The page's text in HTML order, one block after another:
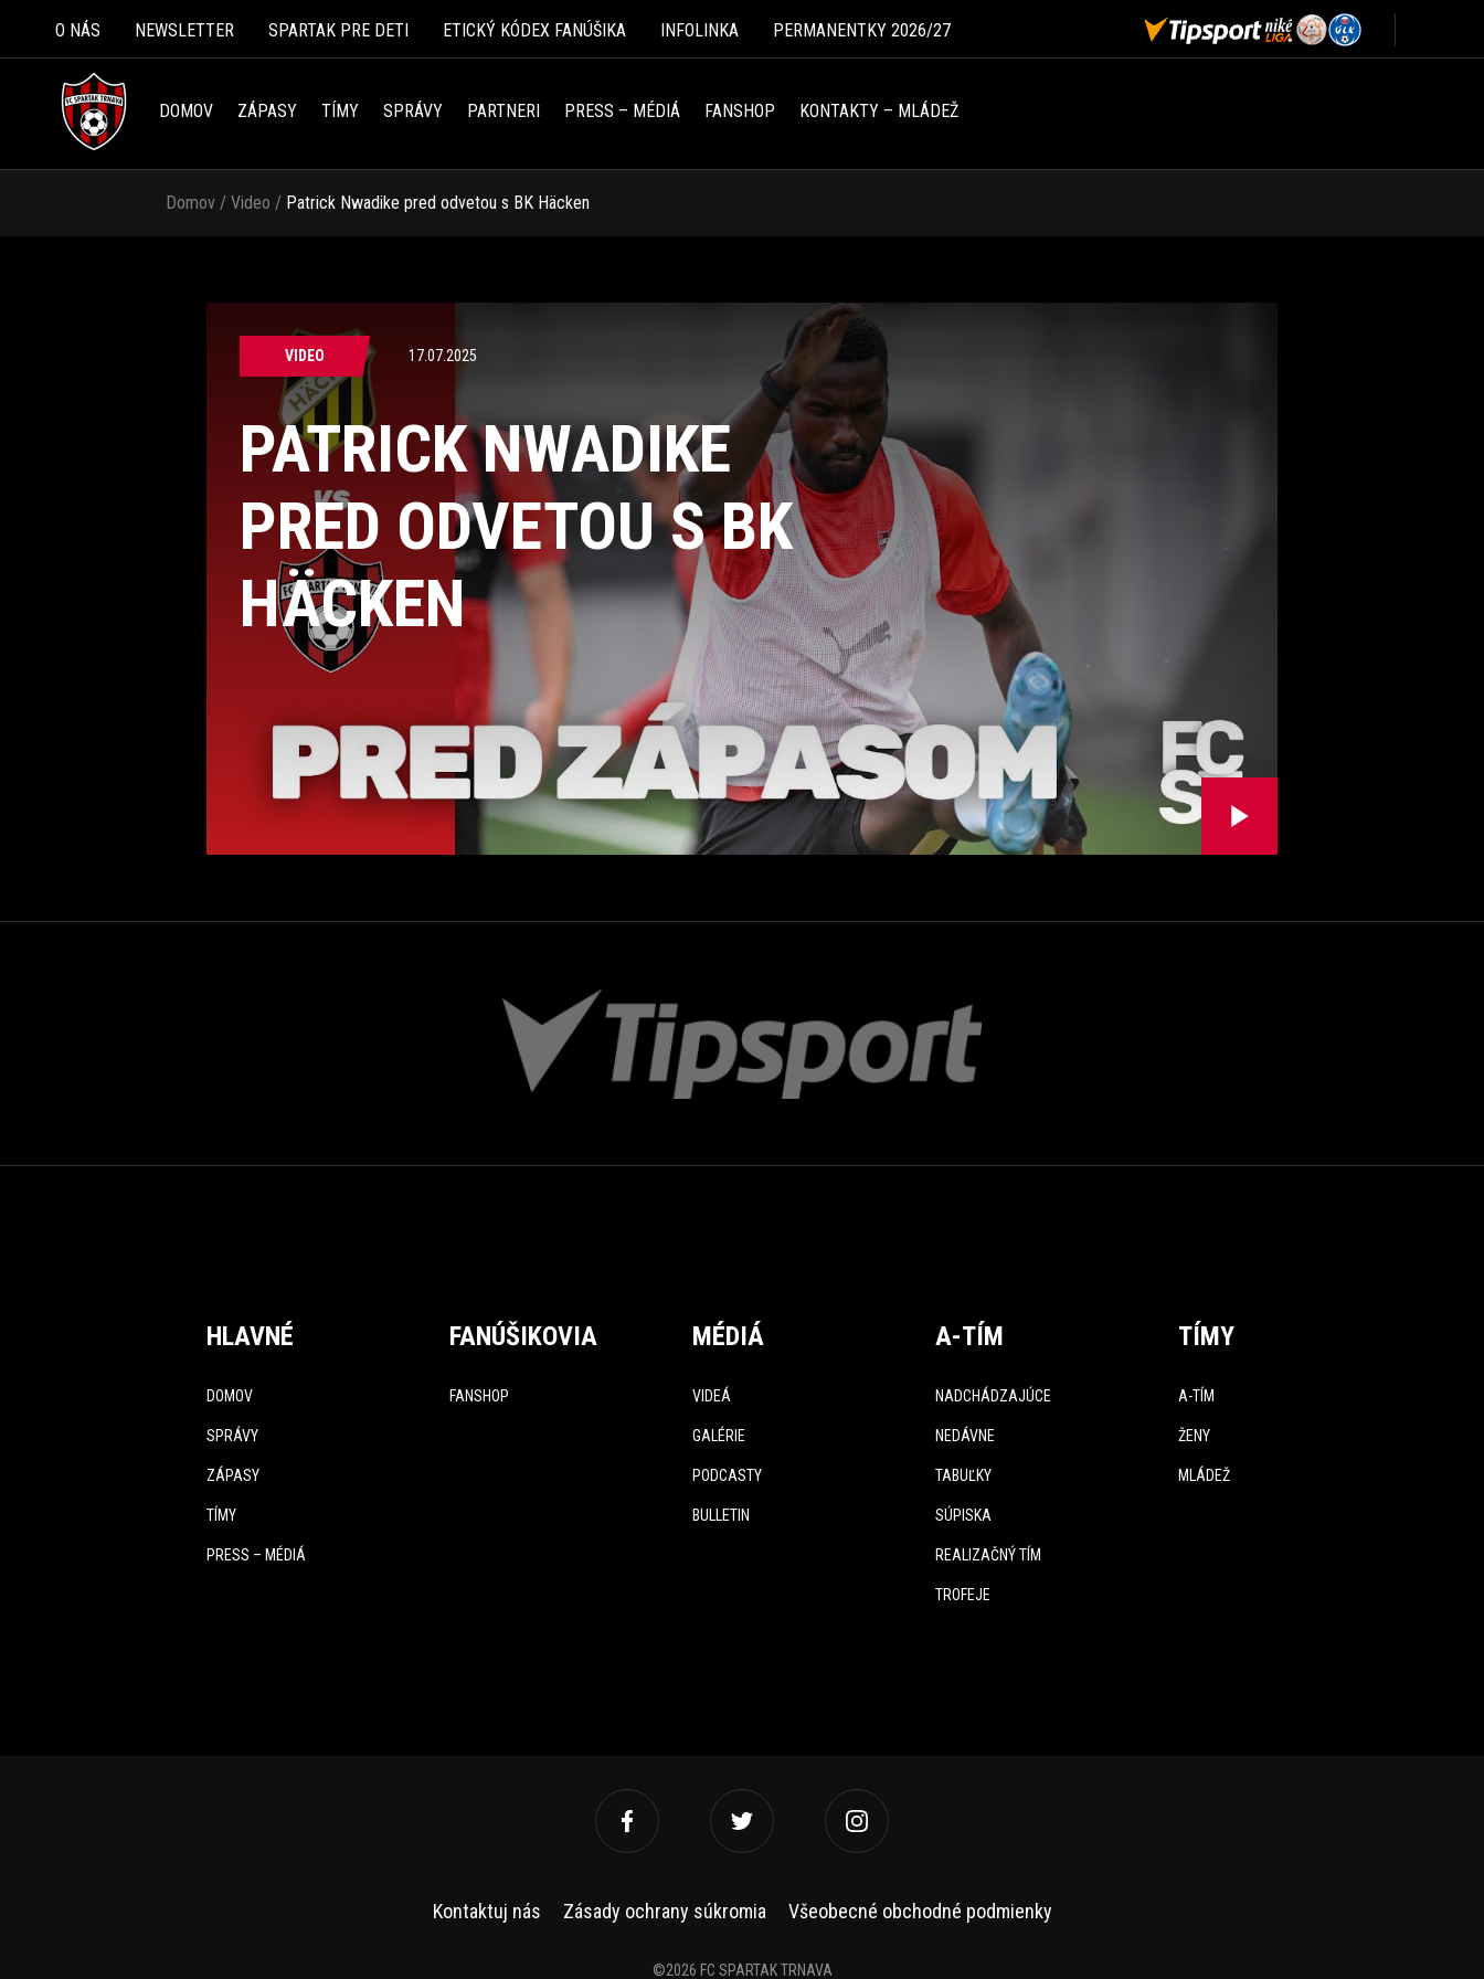
O NÁS NEWSLETTER SPARTAK PRE DETI ETICKÝ KÓDEX FANÚŠIKA INFOLINKA PERMANENTKY 2026/27
DOMOV ZÁPASY TÍMY SPRÁVY PARTNERI PRESS – MÉDIÁ FANSHOP KONTAKTY – MLÁDEŽ
Domov / Video / Patrick Nwadike pred odvetou s BK Häcken
VIDEO 17.07.2025
PATRICK NWADIKE
PRED ODVETOU S BK
HÄCKEN
HLAVNÉ
DOMOV
SPRÁVY
ZÁPASY
TÍMY
PRESS – MÉDIÁ
FANÚŠIKOVIA
FANSHOP
MÉDIÁ
VIDEÁ
GALÉRIE
PODCASTY
BULLETIN
A-TÍM
NADCHÁDZAJÚCE
NEDÁVNE
TABUĽKY
SÚPISKA
REALIZAČNÝ TÍM
TROFEJE
TÍMY
A-TÍM
ŽENY
MLÁDEŽ
Kontaktuj nás Zásady ochrany súkromia Všeobecné obchodné podmienky
©2026 FC SPARTAK TRNAVA